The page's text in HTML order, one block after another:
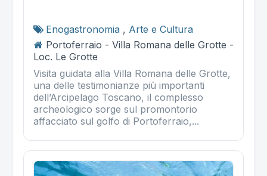
Enogastronomia , Arte e Cultura
Portoferraio - Villa Romana delle Grotte -
Loc. Le Grotte
Visita guidata alla Villa Romana delle Grotte,
una delle testimonianze più importanti
dell’Arcipelago Toscano, il complesso
archeologico sorge sul promontorio
affacciato sul golfo di Portoferraio,...